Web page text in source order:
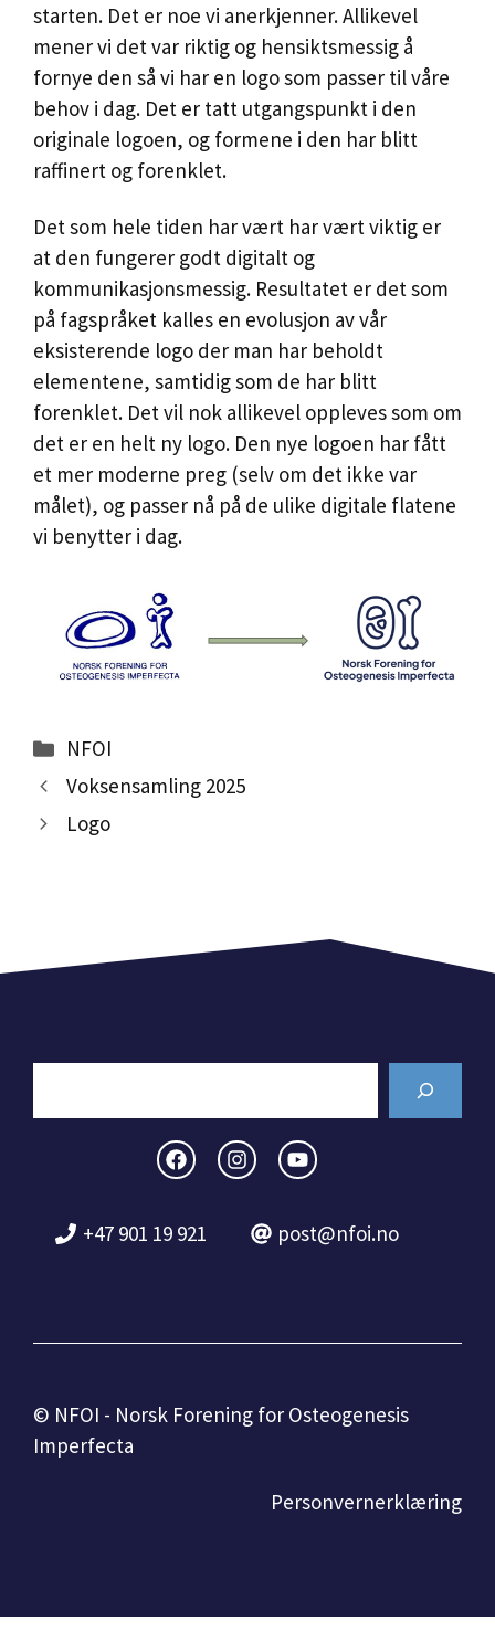
starten. Det er noe vi anerkjenner. Allikevel
mener vi det var riktig og hensiktsmessig å
fornye den så vi har en logo som passer til våre
behov i dag. Det er tatt utgangspunkt i den
originale logoen, og formene i den har blitt
raffinert og forenklet.
Det som hele tiden har vært har vært viktig er
at den fungerer godt digitalt og
kommunikasjonsmessig. Resultatet er det som
på fagspråket kalles en evolusjon av vår
eksisterende logo der man har beholdt
elementene, samtidig som de har blitt
forenklet. Det vil nok allikevel oppleves som om
det er en helt ny logo. Den nye logoen har fått
et mer moderne preg (selv om det ikke var
målet), og passer nå på de ulike digitale flatene
vi benytter i dag.
Kategorier
NFOI
Voksensamling 2025
Logo
+47 901 19 921 post@nfoi.no
© NFOI - Norsk Forening for Osteogenesis
Imperfecta
Personvernerklæring